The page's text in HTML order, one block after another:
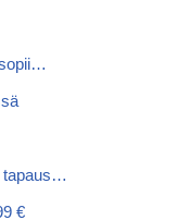
tapaus…
€